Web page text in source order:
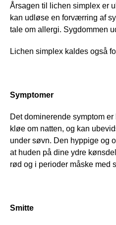
Årsagen til lichen simplex er
kan udløse en forværring af
tale om allergi. Sygdommen
Lichen simplex kaldes også
Symptomer
Det dominerende symptom
kløe om natten, og kan
under søvn. Den hyppige og
at huden på dine ydre
rød og i perioder måske med
Smitte